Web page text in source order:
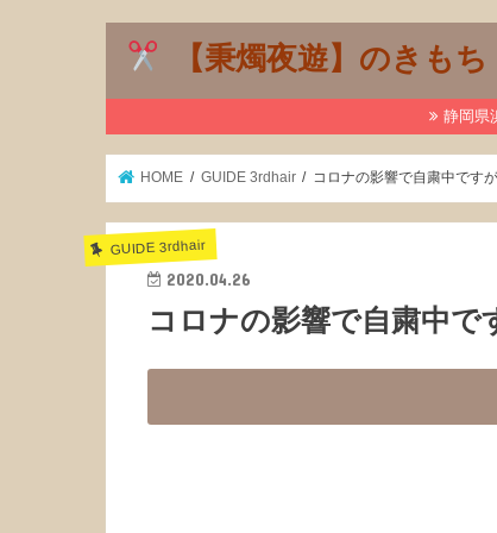
【秉燭夜遊】のきも
静岡県
HOME GUIDE 3rdhair コロナの影響で自粛中です
GUIDE 3rdhair
2020.04.26
コロナの影響で自粛中で